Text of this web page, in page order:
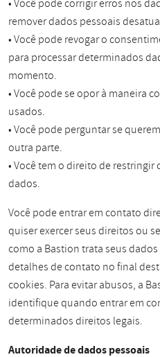
• Você pode corrigir erros nos
remover dados pessoais
• Você pode revogar o
para processar determinados
momento.
• Você pode se opor à maneira
usados.
• Você pode perguntar se
outra parte.
• Você tem o direito de
dados.
Você pode entrar em contato
quiser exercer seus direitos ou
como a Bastion trata seus
detalhes de contato no final
cookies. Para evitar abusos, a
identifique quando entrar em
determinados direitos legais.
Autoridade de dados pessoais